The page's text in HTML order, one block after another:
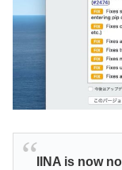
IINA is now